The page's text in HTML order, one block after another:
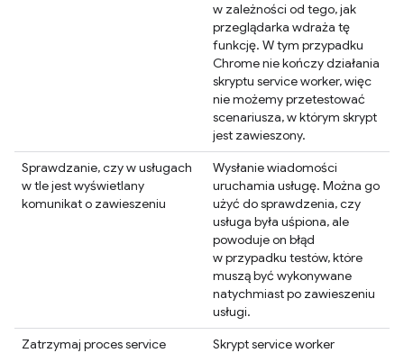
w zależności od tego, jak
przeglądarka wdraża tę
funkcję. W tym przypadku
Chrome nie kończy działania
skryptu service worker, więc
nie możemy przetestować
scenariusza, w którym skrypt
jest zawieszony.
Sprawdzanie, czy w usługach
w tle jest wyświetlany
komunikat o zawieszeniu
Wysłanie wiadomości
uruchamia usługę. Można go
użyć do sprawdzenia, czy
usługa była uśpiona, ale
powoduje on błąd
w przypadku testów, które
muszą być wykonywane
natychmiast po zawieszeniu
usługi.
Zatrzymaj proces service
Skrypt service worker